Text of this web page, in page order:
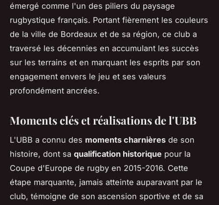
émergé comme l'un des piliers du paysage
rugbystique français. Portant fièrement les couleurs
de la ville de Bordeaux et de sa région, ce club a
traversé les décennies en accumulant les succès
sur les terrains et en marquant les esprits par son
engagement envers le jeu et ses valeurs
profondément ancrées.
Moments clés et réalisations de l'UBB
L'UBB a connu des moments charnières de son
histoire, dont sa qualification historique pour la
Coupe d'Europe de rugby en 2015-2016. Cette
étape marquante, jamais atteinte auparavant par le
club, témoigne de son ascension sportive et de sa